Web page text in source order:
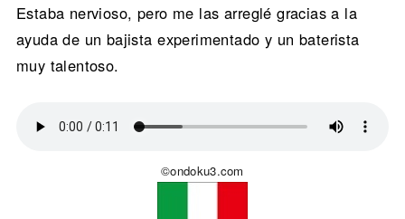
Estaba nervioso, pero me las arreglé gracias a la
ayuda de un bajista experimentado y un baterista
muy talentoso.
©ondoku3.com